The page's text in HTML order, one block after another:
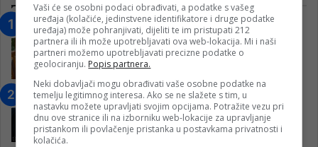
“Obrazovanje gradi BiH-Jovan Divjak“
– Konjic je u posljednje 22 godine imao
25 ​​stipendista
15. Februara 2023.
Nogometaši Igmana iznenadili
Konjičanke cvijećem i besplatnim
ulazom na utakmicu
Vaši će se osobni podaci obrađivati, a podatke s vašeg
uređaja (kolačiće, jedinstvene identifikatore i druge podatke
uređaja) može pohranjivati, dijeliti te im pristupati 212
partnera ili ih može upotrebljavati ova web-lokacija. Mi i naši
partneri možemo upotrebljavati precizne podatke o
geolociranju. Popis partnera.
Neki dobavljači mogu obrađivati vaše osobne podatke na
temelju legitimnog interesa. Ako se ne slažete s tim, u
nastavku možete upravljati svojim opcijama. Potražite vezu pri
dnu ove stranice ili na izborniku web-lokacije za upravljanje
pristankom ili povlačenje pristanka u postavkama privatnosti i
kolačića.